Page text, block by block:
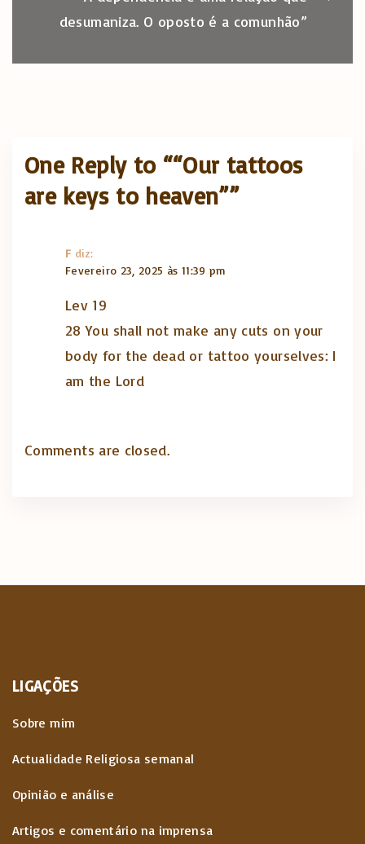
desumaniza. O oposto é a comunhão”
One Reply to ““Our tattoos
are keys to heaven””
F diz:
Fevereiro 23, 2025 às 11:39 pm
Lev 19
28 You shall not make any cuts on your
body for the dead or tattoo yourselves: I
am the Lord
Comments are closed.
LIGAÇÕES
Sobre mim
Actualidade Religiosa semanal
Opinião e análise
Artigos e comentário na imprensa